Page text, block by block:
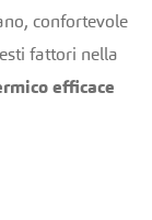
confortevole
fattori nella
efficace